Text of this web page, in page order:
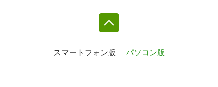
スマートフォン版 パソコン版